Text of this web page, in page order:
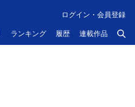
ランキング 履歴 連載作品
ログイン・会員登録